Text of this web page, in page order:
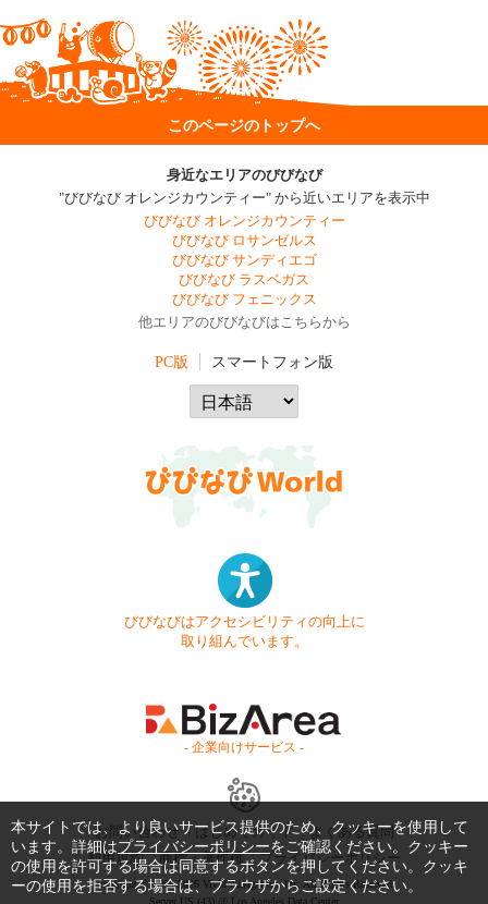
このページのトップへ
身近なエリアのびびなび
"びびなび オレンジカウンティー" から近いエリアを表示中
びびなび オレンジカウンティー
びびなび ロサンゼルス
びびなび サンディエゴ
びびなび ラスベガス
びびなび フェニックス
他エリアのびびなびはこちらから
PC版 スマートフォン版
びびなびはアクセシビリティの向上に
取り組んでいます。
- 企業向けサービス -
お問い合わせ はじめてガイド
よくある質問
利用規約
商標・著作権 プライバシーポリシー
Copyright © 1999-2026 Vivid Navigation, Inc. All Rights Reserved.
Server US (43) @ Los Angeles Data Center
本サイトでは、より良いサービス提供のため、クッキーを使用して
います。詳細はプライバシーポリシーをご確認ください。クッキー
の使用を許可する場合は同意するボタンを押してください。クッキ
ーの使用を拒否する場合は、ブラウザからご設定ください。